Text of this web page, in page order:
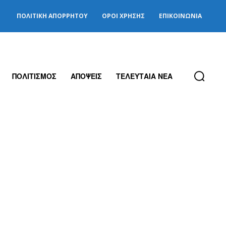
ΠΟΛΙΤΙΚΉ ΑΠΟΡΡΉΤΟΥ ΌΡΟΙ ΧΡΉΣΗΣ ΕΠΙΚΟΙΝΩΝΊΑ
ΠΟΛΙΤΙΣΜΟΣ ΑΠΟΨΕΙΣ ΤΕΛΕΥΤΑΙΑ ΝΕΑ